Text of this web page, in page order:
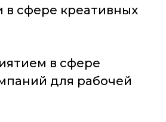
в сфере креативных
в сфере
для рабочей